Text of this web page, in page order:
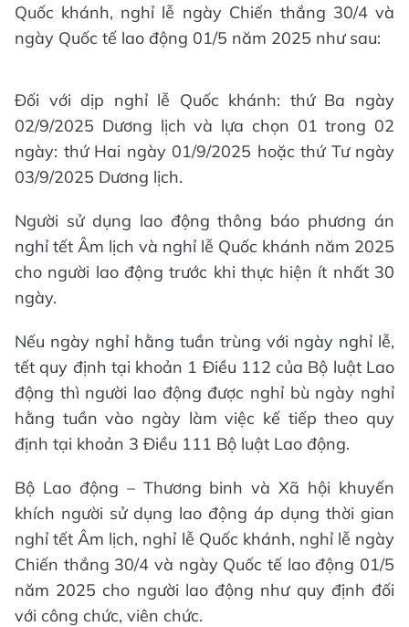
Quốc khánh, nghỉ lễ ngày Chiến thắng 30/4 và
ngày Quốc tế lao động 01/5 năm 2025 như sau:
Đối với dịp nghỉ lễ Quốc khánh: thứ Ba ngày
02/9/2025 Dương lịch và lựa chọn 01 trong 02
ngày: thứ Hai ngày 01/9/2025 hoặc thứ Tư ngày
03/9/2025 Dương lịch.
Người sử dụng lao động thông báo phương án
nghỉ tết Âm lịch và nghỉ lễ Quốc khánh năm 2025
cho người lao động trước khi thực hiện ít nhất 30
ngày.
Nếu ngày nghỉ hằng tuần trùng với ngày nghỉ lễ,
tết quy định tại khoản 1 Điều 112 của Bộ luật Lao
động thì người lao động được nghỉ bù ngày nghỉ
hằng tuần vào ngày làm việc kế tiếp theo quy
định tại khoản 3 Điều 111 Bộ luật Lao động.
Bộ Lao động – Thương binh và Xã hội khuyến
khích người sử dụng lao động áp dụng thời gian
nghỉ tết Âm lịch, nghỉ lễ Quốc khánh, nghỉ lễ ngày
Chiến thắng 30/4 và ngày Quốc tế lao động 01/5
năm 2025 cho người lao động như quy định đối
với công chức, viên chức.